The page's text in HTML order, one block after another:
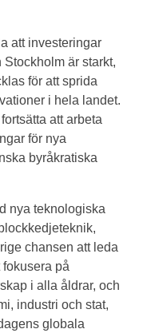
att investeringar
är starkt,
för att sprida
i hela landet.
att arbeta
för nya
byråkratiska
nya teknologiska
chansen att leda
på
i alla åldrar, och
industri och stat,
globala